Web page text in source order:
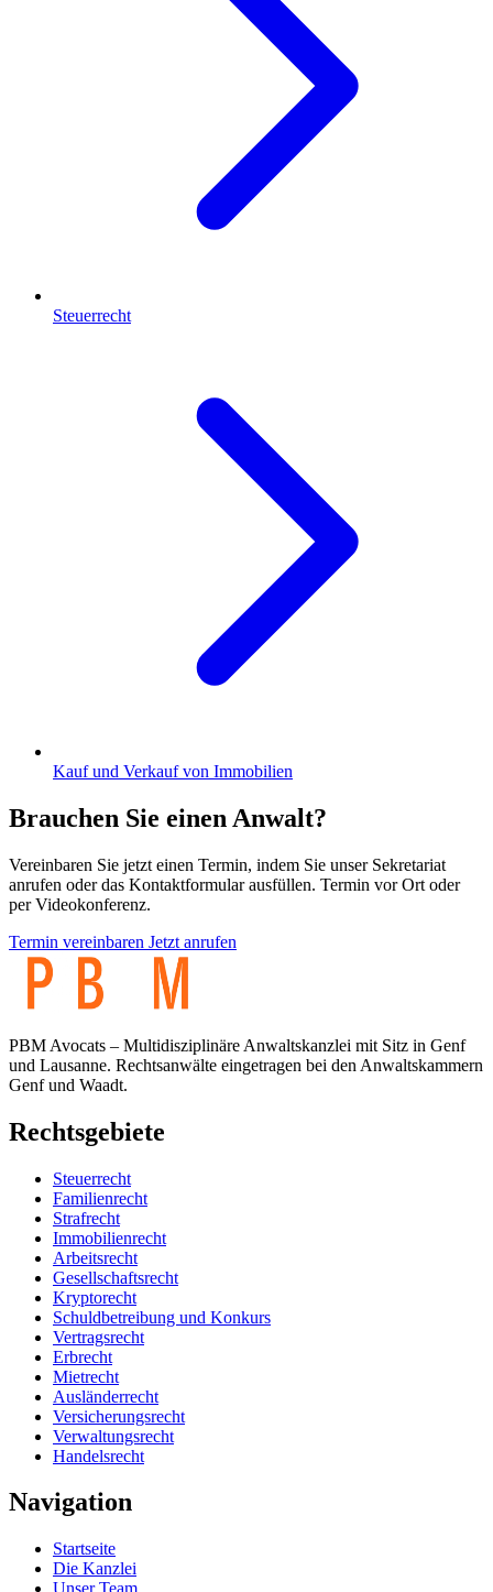
Steuerrecht
Kauf und Verkauf von Immobilien
Brauchen Sie einen Anwalt?
Vereinbaren Sie jetzt einen Termin, indem Sie unser Sekretariat
anrufen oder das Kontaktformular ausfüllen. Termin vor Ort oder
per Videokonferenz.
Termin vereinbaren Jetzt anrufen
PBM Avocats – Multidisziplinäre Anwaltskanzlei mit Sitz in Genf
und Lausanne. Rechtsanwälte eingetragen bei den Anwaltskammern
Genf und Waadt.
Rechtsgebiete
Steuerrecht
Familienrecht
Strafrecht
Immobilienrecht
Arbeitsrecht
Gesellschaftsrecht
Kryptorecht
Schuldbetreibung und Konkurs
Vertragsrecht
Erbrecht
Mietrecht
Ausländerrecht
Versicherungsrecht
Verwaltungsrecht
Handelsrecht
Navigation
Startseite
Die Kanzlei